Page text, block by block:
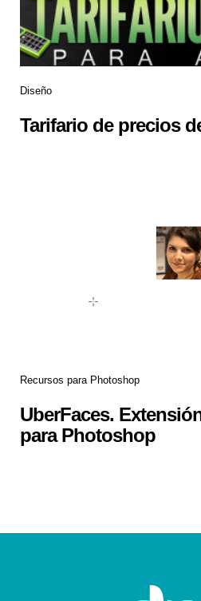
Diseño
Tarifario de precios
Recursos para Photoshop
UberFaces.
para Photoshop